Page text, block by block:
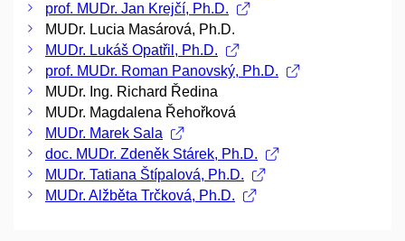
prof. MUDr. Jan Krejčí, Ph.D.
MUDr. Lucia Masárová, Ph.D.
MUDr. Lukáš Opatřil, Ph.D.
prof. MUDr. Roman Panovský, Ph.D.
MUDr. Ing. Richard Ředina
MUDr. Magdalena Řehořková
MUDr. Marek Sala
doc. MUDr. Zdeněk Stárek, Ph.D.
MUDr. Tatiana Štípalová, Ph.D.
MUDr. Alžběta Trčková, Ph.D.